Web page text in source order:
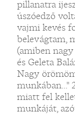
pillanatra
úszóedző
vajmi kevés
belevágtam,
(amiben
és Geleta
Nagy
munkában..."
miatt fel
munkáját,